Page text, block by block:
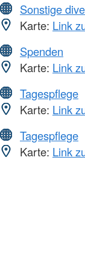
Sonstige
Karte: Link
Spenden
Karte: Link
Tagespflege
Karte: Link
Tagespflege
Karte: Link